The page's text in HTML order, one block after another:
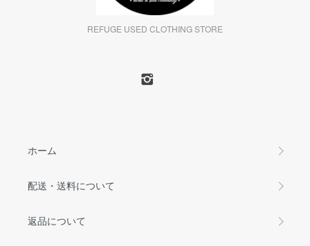
REFUGE USED CLOTHING STORE
ホーム
配送・送料について
返品について